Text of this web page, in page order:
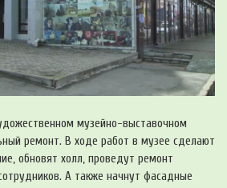
музейно-выставочном
ремонт. В ходе работ в музее сделают
обновят холл, проведут ремонт
А также начнут фасадные